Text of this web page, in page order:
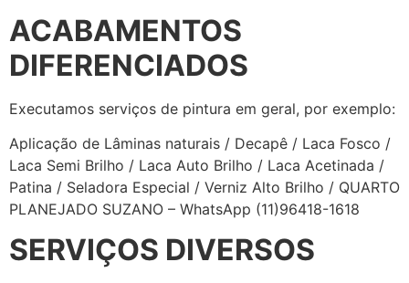
ACABAMENTOS
DIFERENCIADOS
Executamos serviços de pintura em geral, por exemplo:
Aplicação de Lâminas naturais / Decapê / Laca Fosco /
Laca Semi Brilho / Laca Auto Brilho / Laca Acetinada /
Patina / Seladora Especial / Verniz Alto Brilho / QUARTO
PLANEJADO SUZANO – WhatsApp (11)96418-1618
SERVIÇOS DIVERSOS